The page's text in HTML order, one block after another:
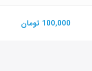
100,000 تومان